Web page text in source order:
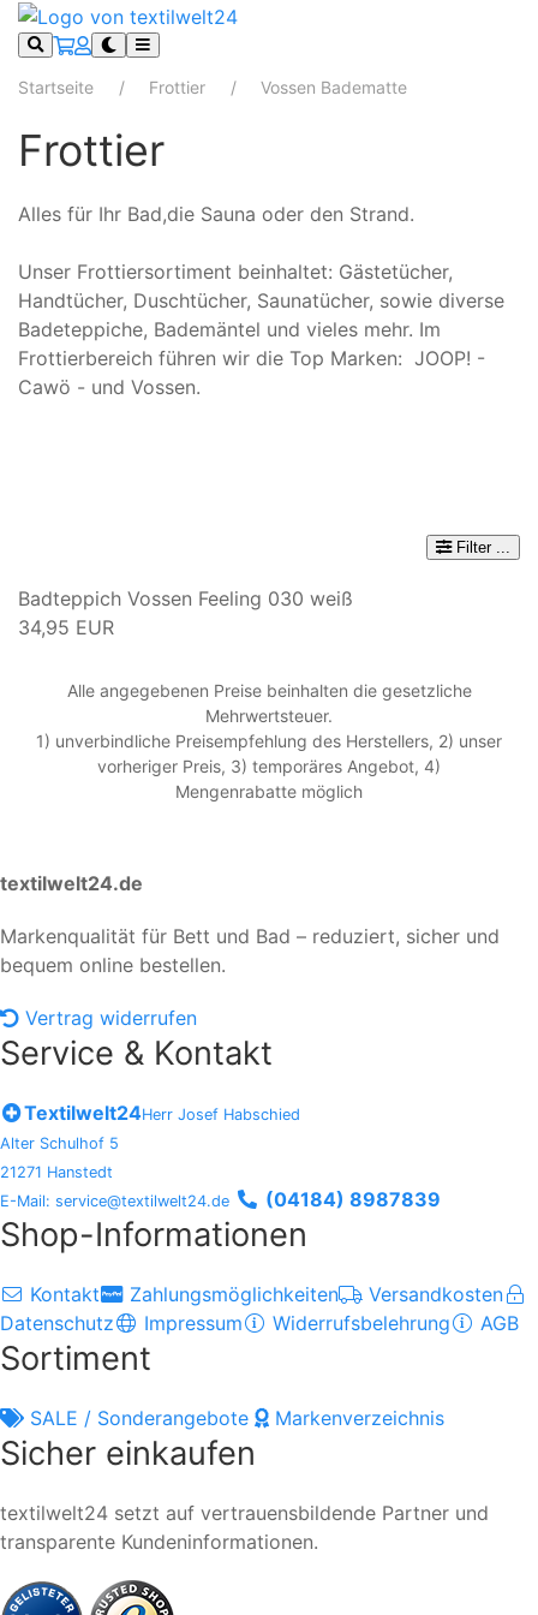
Startseite Frottier Vossen Badematte
Frottier
Alles für Ihr Bad,die Sauna oder den Strand.
Unser Frottiersortiment beinhaltet: Gästetücher,
Handtücher, Duschtücher, Saunatücher, sowie diverse
Badeteppiche, Bademäntel und vieles mehr. Im
Frottierbereich führen wir die Top Marken: JOOP! -
Cawö - und Vossen.
Filter
Badteppich Vossen Feeling 030 weiß
34,95 EUR
Alle angegebenen Preise beinhalten die gesetzliche
Mehrwertsteuer.
1) unverbindliche Preisempfehlung des Herstellers, 2) unser
vorheriger Preis, 3) temporäres Angebot, 4)
Mengenrabatte möglich
textilwelt24.de
Markenqualität für Bett und Bad – reduziert, sicher und
bequem online bestellen.
Vertrag widerrufen
Service & Kontakt
Textilwelt24Herr Josef Habschied
Alter Schulhof 5
21271 Hanstedt
E-Mail: service@textilwelt24.de
(04184) 8987839
Shop-Informationen
Kontakt Zahlungsmöglichkeiten
Versandkosten
Datenschutz
Impressum Widerrufsbelehrung AGB
Sortiment
SALE / Sonderangebote Markenverzeichnis
Sicher einkaufen
textilwelt24 setzt auf vertrauensbildende Partner und
transparente Kundeninformationen.